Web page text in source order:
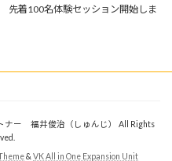
着100名体験セッション開始しま
ナー 福井俊治（しゅんじ） All Rights
& VK All in One Expansion Unit